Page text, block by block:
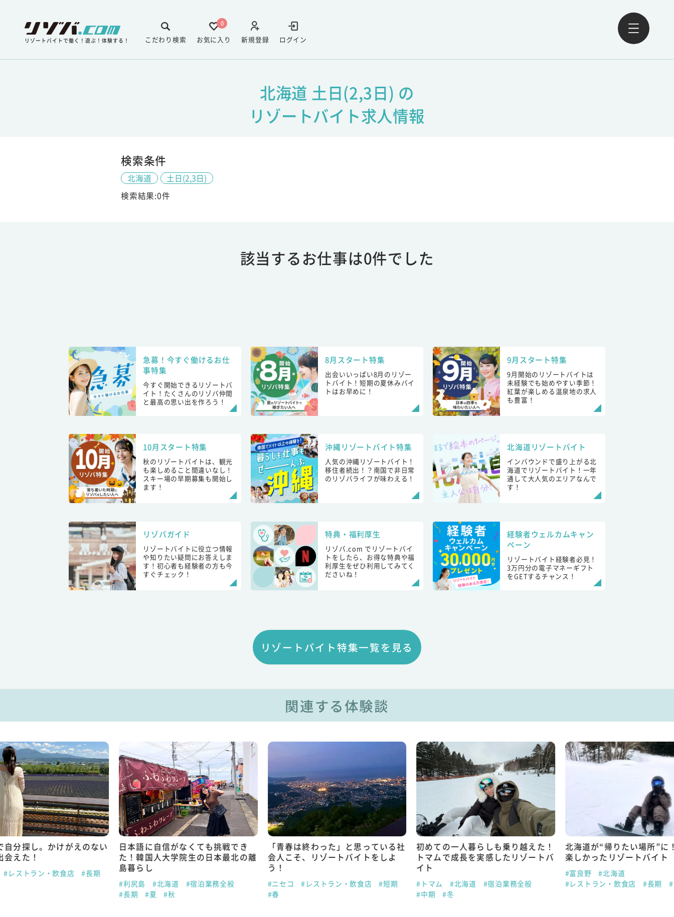
リゾートバイトで働く！遊ぶ！体験する！ ログイン
新規登録
0
お気に入り
こだわり検索
北海道 土日(2,3日) の
リゾートバイト求人情報
検索条件
北海道
土日(2,3日)
検索結果:0件
該当するお仕事は0件でした
急募！今すぐ働けるお仕
事特集
今すぐ開始できるリゾートバ
イト！たくさんのリゾバ仲間
と最高の思い出を作ろう！
8月スタート特集
出会いいっぱい8月のリゾー
トバイト！短期の夏休みバイ
トはお早めに！
9月スタート特集
9月開始のリゾートバイトは
未経験でも始めやすい季節！
紅葉が楽しめる温泉地の求人
も豊富！
10月スタート特集
秋のリゾートバイトは、観光
も楽しめること間違いなし！
スキー場の早期募集も開始し
ます！
沖縄リゾートバイト特集
人気の沖縄リゾートバイト！
移住者続出！？南国で非日常
のリゾバライフが味わえる！
北海道リゾートバイト
インバウンドで盛り上がる北
海道でリゾートバイト！一年
通して大人気のエリアなんで
す！
リゾバガイド
リゾートバイトに役立つ情報
や知りたい疑問にお答えしま
す！初心者も経験者の方も今
すぐチェック！
特典・福利厚生
リゾバ.com でリゾートバイ
トをしたら、お得な特典や福
利厚生をぜひ利用してみてく
ださいね！
経験者ウェルカムキャン
ペーン
リゾートバイト経験者必見！
3万円分の電子マネーギフト
をGETするチャンス！
リゾートバイト特集一覧を見る
関連する体験談
自分探し。かけがえのない
会えた！
#レストラン・飲食店
#長期
日本語に自信がなくても挑戦でき
た！韓国人大学院生の日本最北の離
島暮らし
#利尻島 #北海道
#宿泊業務全般
#長期
#夏 #秋
「青春は終わった」と思っている社
会人こそ、リゾートバイトをしよ
う！
#ニセコ #レストラン・飲食店
#短期
#春
初めての一人暮らしも乗り越えた！
トマムで成長を実感したリゾートバ
イト
#トマム #北海道
#宿泊業務全般
#中期
#冬
北海道が“帰りたい場所”に
楽しかったリゾートバイト
#富良野
#北海道
#レストラン・飲食店
#長期